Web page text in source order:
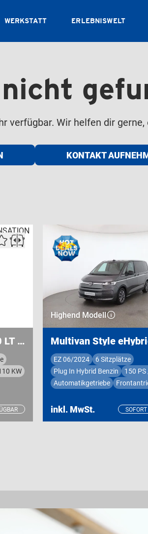
WERKSTATT ERLEBNISWELT
verfügbar. Wir helfen dir
KONTAKT
KNAUS TOURER VAN 500 LT VANSATION
KW
Highend Modell
Multivan Style
EZ 06/2024
6 Sitzplätze
Plug In Hybrid Benzin
150
Automatikgetriebe
inkl. MwSt.